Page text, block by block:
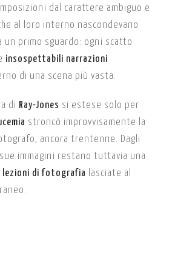
dal carattere ambiguo e
al loro interno nascondevano
un primo sguardo: ogni scatto
insospettabili narrazioni
di una scena più vasta.
di Ray-Jones si estese solo per
stroncò improvvisamente la
ancora trentenne. Dagli
immagini restano tuttavia una
lezioni di fotografia
lasciate al